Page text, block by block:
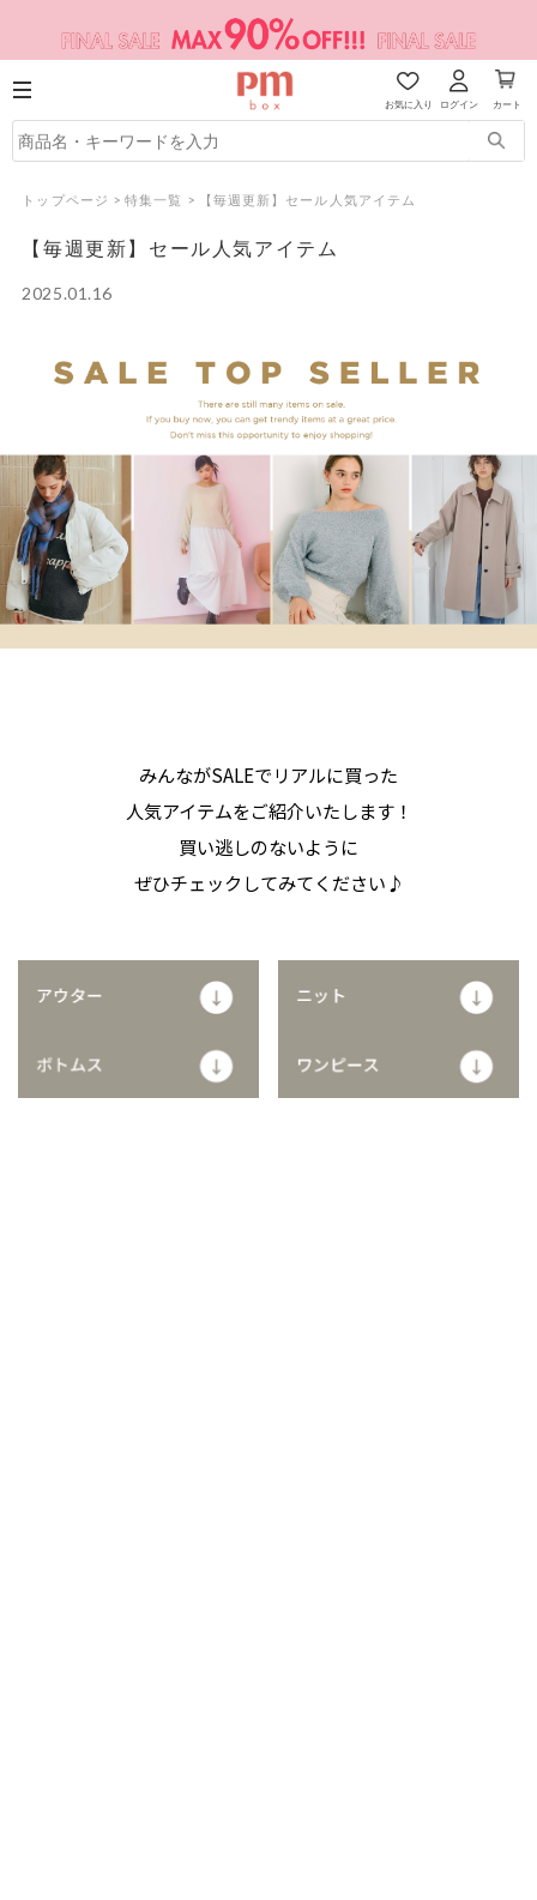
お気に入り ログイン カート
トップページ > 特集一覧 > 【毎週更新】セール人気アイテム
【毎週更新】セール人気アイテム
2025.01.16
みんながSALEでリアルに買った
人気アイテムをご紹介いたします！
買い逃しのないように
ぜひチェックしてみてください♪